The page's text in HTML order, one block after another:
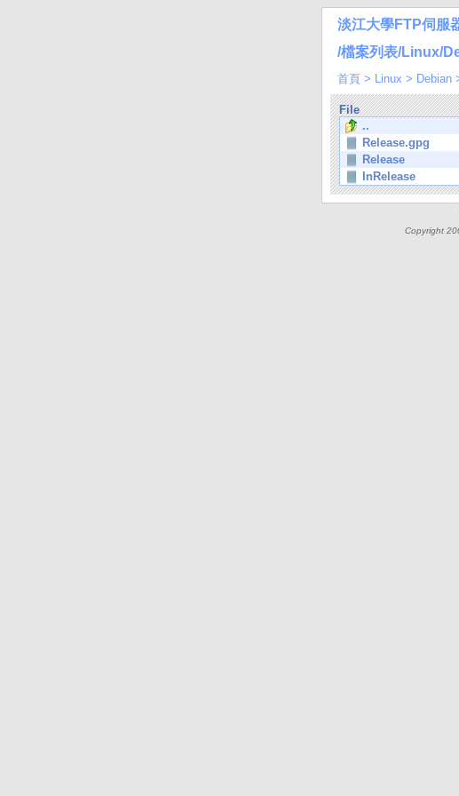
淡江大學FTP伺服
/檔案列表/Linux/
首頁 > Linux > Debian
File
..
Release.gpg
Release
InRelease
Copyright